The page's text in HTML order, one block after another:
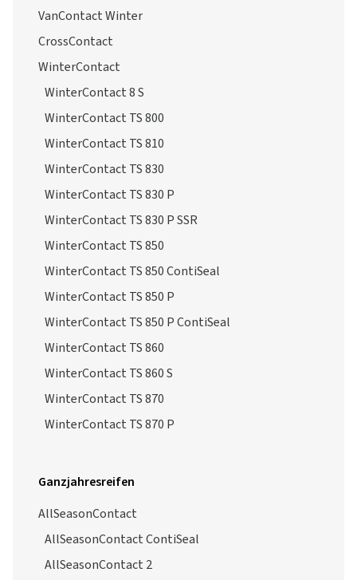
VanContact Winter
CrossContact
WinterContact
WinterContact 8 S
WinterContact TS 800
WinterContact TS 810
WinterContact TS 830
WinterContact TS 830 P
WinterContact TS 830 P SSR
WinterContact TS 850
WinterContact TS 850 ContiSeal
WinterContact TS 850 P
WinterContact TS 850 P ContiSeal
WinterContact TS 860
WinterContact TS 860 S
WinterContact TS 870
WinterContact TS 870 P
Ganzjahresreifen
AllSeasonContact
AllSeasonContact ContiSeal
AllSeasonContact 2